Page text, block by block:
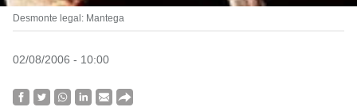
Desmonte legal: Mantega
02/08/2006 - 10:00